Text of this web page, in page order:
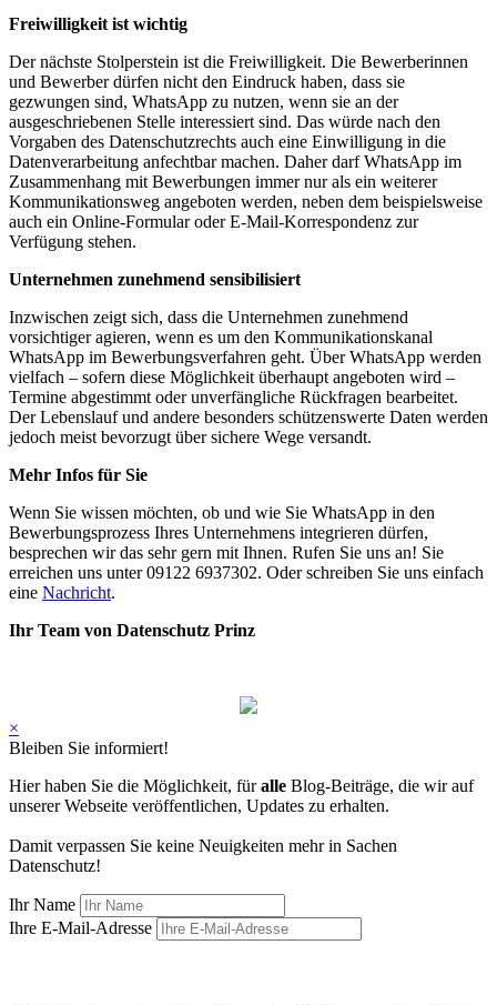
Freiwilligkeit ist wichtig
Der nächste Stolperstein ist die Freiwilligkeit. Die Bewerberinnen
und Bewerber dürfen nicht den Eindruck haben, dass sie
gezwungen sind, WhatsApp zu nutzen, wenn sie an der
ausgeschriebenen Stelle interessiert sind. Das würde nach den
Vorgaben des Datenschutzrechts auch eine Einwilligung in die
Datenverarbeitung anfechtbar machen. Daher darf WhatsApp im
Zusammenhang mit Bewerbungen immer nur als ein weiterer
Kommunikationsweg angeboten werden, neben dem beispielsweise
auch ein Online-Formular oder E-Mail-Korrespondenz zur
Verfügung stehen.
Unternehmen zunehmend sensibilisiert
Inzwischen zeigt sich, dass die Unternehmen zunehmend
vorsichtiger agieren, wenn es um den Kommunikationskanal
WhatsApp im Bewerbungsverfahren geht. Über WhatsApp werden
vielfach – sofern diese Möglichkeit überhaupt angeboten wird –
Termine abgestimmt oder unverfängliche Rückfragen bearbeitet.
Der Lebenslauf und andere besonders schützenswerte Daten werden
jedoch meist bevorzugt über sichere Wege versandt.
Mehr Infos für Sie
Wenn Sie wissen möchten, ob und wie Sie WhatsApp in den
Bewerbungsprozess Ihres Unternehmens integrieren dürfen,
besprechen wir das sehr gern mit Ihnen. Rufen Sie uns an! Sie
erreichen uns unter 09122 6937302. Oder schreiben Sie uns einfach
eine Nachricht.
Ihr Team von Datenschutz Prinz
×
Bleiben Sie informiert!
Hier haben Sie die Möglichkeit, füralle Blog-Beiträge, die wir auf
unserer Webseite veröffentlichen, Updates zu erhalten.
Damit verpassen Sie keine Neuigkeiten mehr in Sachen
Datenschutz!
Ihr Name
Ihre E-Mail-Adresse